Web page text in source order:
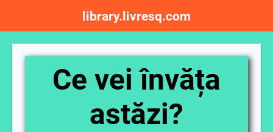
library.livresq.com
Ce vei învăța
astăzi?